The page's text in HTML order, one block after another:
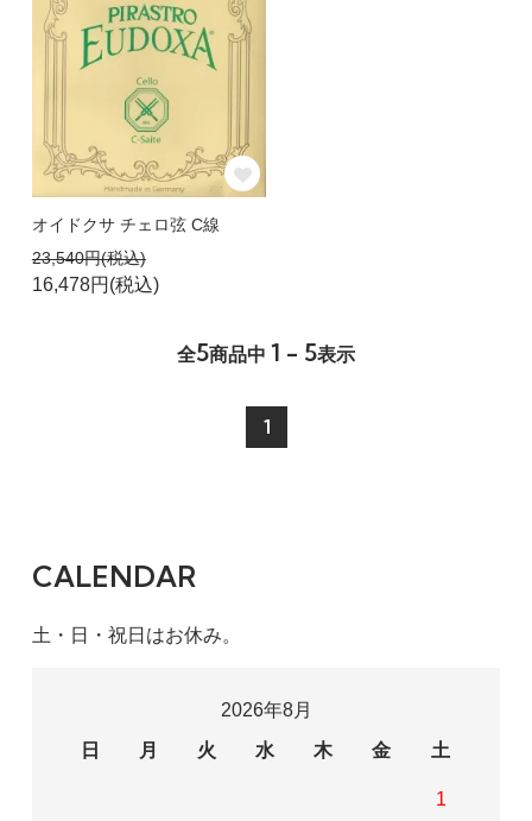
オイドクサ チェロ弦 C線
23,540円(税込)
16,478円(税込)
全5商品中 1 - 5表示
1
CALENDAR
土・日・祝日はお休み。
2026年8月
日
月 火 水 木 金 土
1